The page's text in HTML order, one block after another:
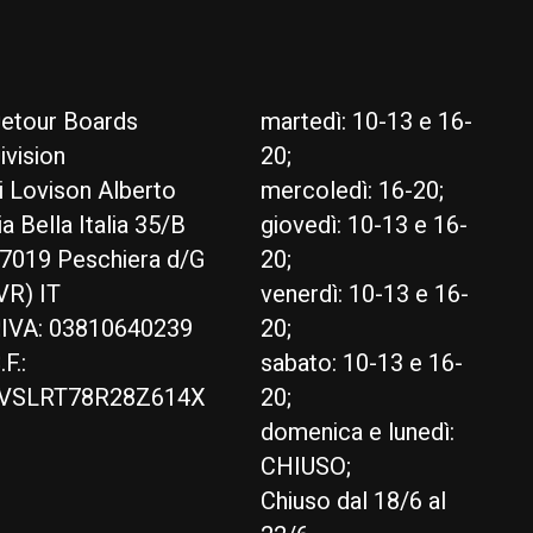
Boards
Lovison Alberto
Bella Italia 35/B
Peschiera d/G
IT
03810640239
martedì: 10-13 e 16-
20;
mercoledì: 16-20;
giovedì: 10-13 e 16-
20;
venerdì: 10-13 e 16-
20;
sabato: 10-13 e 16-
20;
domenica e lunedì:
CHIUSO;
Chiuso dal 18/6 al